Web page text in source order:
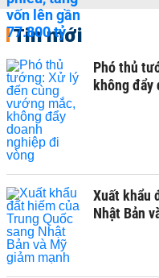
Tin mới
Phó thủ
không
Xuất khẩu
Nhật Bản